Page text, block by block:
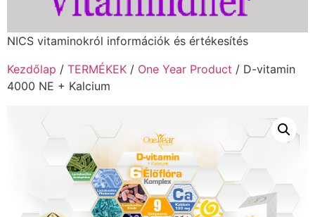
NICS vitaminokról információk és értékesítés
Kezdőlap / TERMÉKEK / One Year Product / D-vitamin
4000 NE + Kalcium